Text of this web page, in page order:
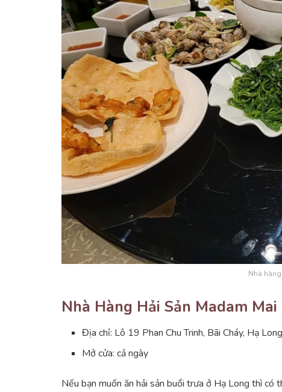
Nhà
Nhà Hàng Hải Sản Madam Mai
Địa chỉ: Lô 19 Phan Chu Trinh, Bãi Cháy, Hạ
Mở cửa: cả ngày
Nếu bạn muốn ăn hải sản buổi trưa ở Hạ Long thì có